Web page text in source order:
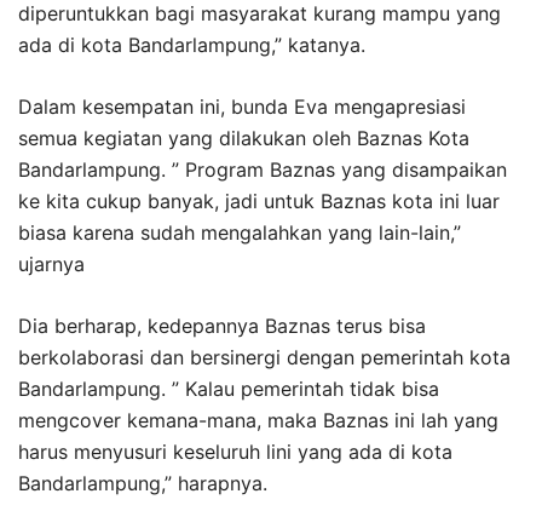
diperuntukkan bagi masyarakat kurang mampu yang
ada di kota Bandarlampung,” katanya.
Dalam kesempatan ini, bunda Eva mengapresiasi
semua kegiatan yang dilakukan oleh Baznas Kota
Bandarlampung. ” Program Baznas yang disampaikan
ke kita cukup banyak, jadi untuk Baznas kota ini luar
biasa karena sudah mengalahkan yang lain-lain,”
ujarnya
Dia berharap, kedepannya Baznas terus bisa
berkolaborasi dan bersinergi dengan pemerintah kota
Bandarlampung. ” Kalau pemerintah tidak bisa
mengcover kemana-mana, maka Baznas ini lah yang
harus menyusuri keseluruh lini yang ada di kota
Bandarlampung,” harapnya.